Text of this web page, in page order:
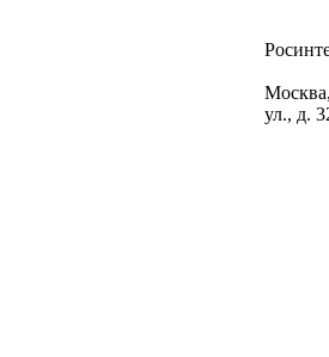
ул., д.